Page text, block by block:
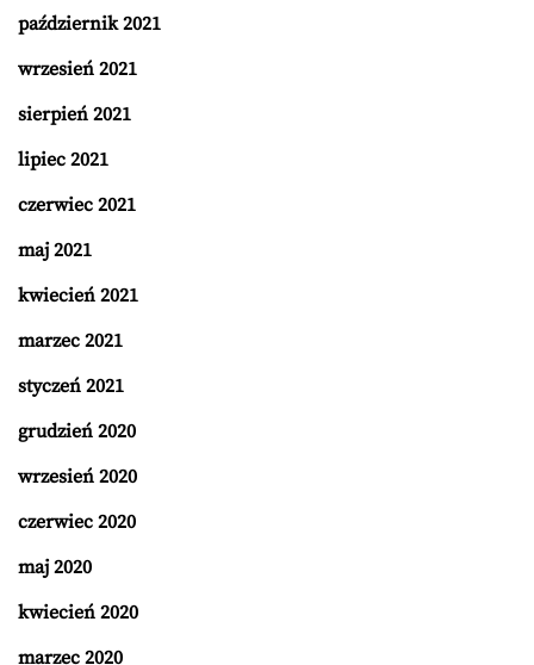
październik 2021
wrzesień 2021
sierpień 2021
lipiec 2021
czerwiec 2021
maj 2021
kwiecień 2021
marzec 2021
styczeń 2021
grudzień 2020
wrzesień 2020
czerwiec 2020
maj 2020
kwiecień 2020
marzec 2020